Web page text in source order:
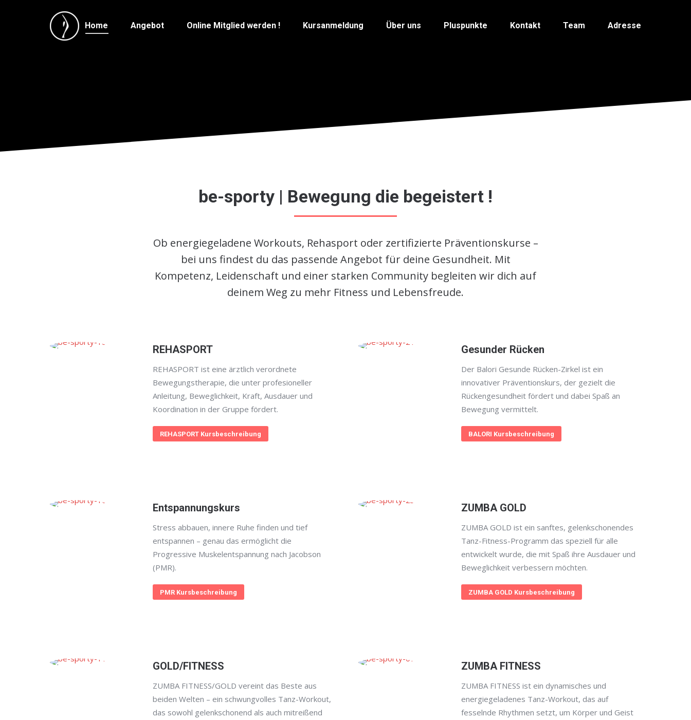
Home Angebot Online Mitglied werden ! Kursanmeldung Über uns Pluspunkte Kontakt Team Adresse
be-sporty | Bewegung die begeistert !
Ob energiegeladene Workouts, Rehasport oder zertifizierte Präventionskurse –
bei uns findest du das passende Angebot für deine Gesundheit. Mit
Kompetenz, Leidenschaft und einer starken Community begleiten wir dich auf
deinem Weg zu mehr Fitness und Lebensfreude.
REHASPORT
REHASPORT ist eine ärztlich verordnete
Bewegungstherapie, die unter profesioneller
Anleitung, Beweglichkeit, Kraft, Ausdauer und
Koordination in der Gruppe fördert.
REHASPORT Kursbeschreibung
Entspannungskurs
Stress abbauen, innere Ruhe finden und tief
entspannen – genau das ermöglicht die
Progressive Muskelentspannung nach Jacobson
(PMR).
PMR Kursbeschreibung
GOLD/FITNESS
ZUMBA FITNESS/GOLD vereint das Beste aus
beiden Welten – ein schwungvolles Tanz-Workout,
das sowohl gelenkschonend als auch mitreißend
Gesunder Rücken
Der Balori Gesunde Rücken-Zirkel ist ein
innovativer Präventionskurs, der gezielt die
Rückengesundheit fördert und dabei Spaß an
Bewegung vermittelt.
BALORI Kursbeschreibung
ZUMBA GOLD
ZUMBA GOLD ist ein sanftes, gelenkschonendes
Tanz-Fitness-Programm das speziell für alle
entwickelt wurde, die mit Spaß ihre Ausdauer und
Beweglichkeit verbessern möchten.
ZUMBA GOLD Kursbeschreibung
ZUMBA FITNESS
ZUMBA FITNESS ist ein dynamisches und
energiegeladenes Tanz-Workout, das auf
fesselnde Rhythmen setzt, um Körper und Geist